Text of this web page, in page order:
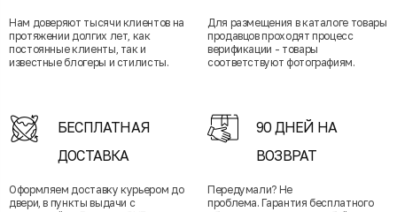
Нам доверяют тысячи клиентов на
протяжении долгих лет, как
постоянные клиенты, так и
известные блогеры и стилисты.
Для размещения в каталоге товары
продавцов проходят процесс
верификации - товары
соответствуют фотографиям.
БЕСПЛАТНАЯ
ДОСТАВКА
Оформляем доставку курьером до
двери, в пункты выдачи с
90 ДНЕЙ НА
ВОЗВРАТ
Передумали? Не
проблема. Гарантия бесплатного